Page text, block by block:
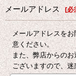
メールアドレス [必
メールアドレスを
意ください。
また、弊店からの
ございますので、